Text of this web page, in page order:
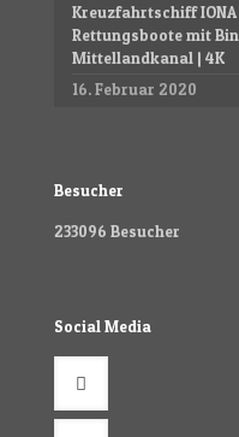
Kreuzfahrtschiff
Rettungsboote mit
Mittellandkanal | 4K
16. Februar 2020
Besucher
233096 Besucher
Social Media